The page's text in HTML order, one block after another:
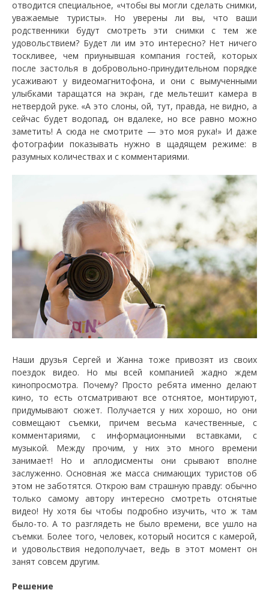
отводится специальное, «чтобы вы могли сделать снимки,
уважаемые туристы». Но уверены ли вы, что ваши
родственники будут смотреть эти снимки с тем же
удовольствием? Будет ли им это интересно? Нет ничего
тоскливее, чем приунывшая компания гостей, которых
после застолья в добровольно-принудительном порядке
усаживают у видеомагнитофона, и они с вымученными
улыбками таращатся на экран, где мельтешит камера в
нетвердой руке. «А это слоны, ой, тут, правда, не видно, а
сейчас будет водопад, он вдалеке, но все равно можно
заметить! А сюда не смотрите — это моя рука!» И даже
фотографии показывать нужно в щадящем режиме: в
разумных количествах и с комментариями.
Наши друзья Сергей и Жанна тоже привозят из своих
поездок видео. Но мы всей компанией жадно ждем
кинопросмотра. Почему? Просто ребята именно делают
кино, то есть отсматривают все отснятое, монтируют,
придумывают сюжет. Получается у них хорошо, но они
совмещают съемки, причем весьма качественные, с
комментариями, с информационными вставками, с
музыкой. Между прочим, у них это много времени
занимает! Но и аплодисменты они срывают вполне
заслуженно. Основная же масса снимающих туристов об
этом не заботятся. Открою вам страшную правду: обычно
только самому автору интересно смотреть отснятые
видео! Ну хотя бы чтобы подробно изучить, что ж там
было-то. А то разглядеть не было времени, все ушло на
съемки. Более того, человек, который носится с камерой,
и удовольствия недополучает, ведь в этот момент он
занят совсем другим.
Решение